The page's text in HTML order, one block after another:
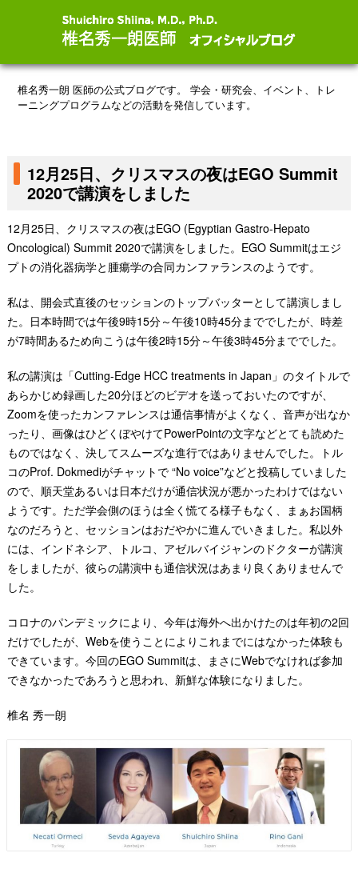
椎名秀一朗 医師の公式ブログです。
学会・研究会、イベント、トレ
ーニングプログラムなどの活動を発信しています。
12月25日、クリスマスの夜はEGO Summit
2020で講演をしました
12月25日、クリスマスの夜はEGO (Egyptian Gastro-Hepato
Oncological) Summit 2020で講演をしました。EGO Summitはエジ
プトの消化器病学と腫瘍学の合同カンファランスのようです。
私は、開会式直後のセッションのトップバッターとして講演しまし
た。日本時間では午後9時15分～午後10時45分まででしたが、時差
が7時間あるため向こうは午後2時15分～午後3時45分まででした。
私の講演は「Cutting-Edge HCC treatments in Japan」のタイトルで
あらかじめ録画した20分ほどのビデオを送っておいたのですが、
Zoomを使ったカンファレンスは通信事情がよくなく、音声が出なか
ったり、画像はひどくぼやけてPowerPointの文字などとても読めた
ものではなく、決してスムーズな進行ではありませんでした。トル
コのProf. Dokmediがチャットで “No voice”などと投稿していました
ので、順天堂あるいは日本だけが通信状況が悪かったわけではない
ようです。ただ学会側のほうは全く慌てる様子もなく、まぁお国柄
なのだろうと、セッションはおだやかに進んでいきました。私以外
には、インドネシア、トルコ、アゼルバイジャンのドクターが講演
をしましたが、彼らの講演中も通信状況はあまり良くありませんで
した。
コロナのパンデミックにより、今年は海外へ出かけたのは年初の2回
だけでしたが、Webを使うことによりこれまでにはなかった体験も
できています。今回のEGO Summitは、まさにWebでなければ参加
できなかったであろうと思われ、新鮮な体験になりました。
椎名 秀一朗